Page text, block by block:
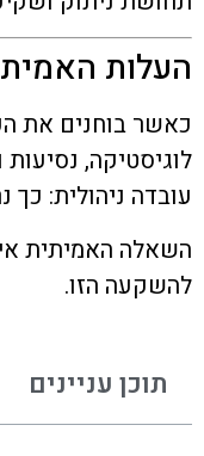
העלות
כאשר בוחנים את
לוגיסטיקה,
עובדה ניהולית:
השאלה האמיתית
להשקעה הזו.
תוכן עניינים